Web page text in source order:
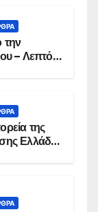
την
– Λεπτό
της
Ελλάδος